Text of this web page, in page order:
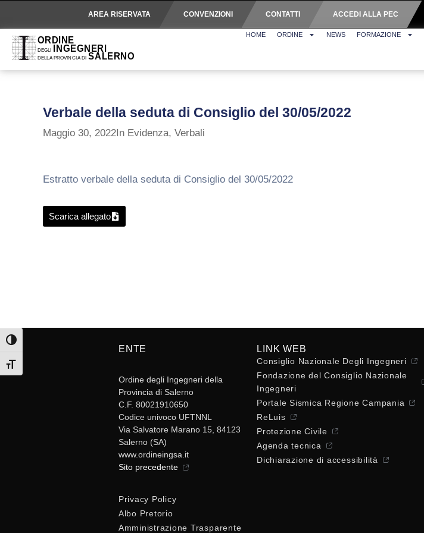
AREA RISERVATA CONVENZIONI CONTATTI ACCEDI ALLA PEC
HOME ORDINE NEWS FORMAZIONE
Verbale della seduta di Consiglio del 30/05/2022
Maggio 30, 2022In Evidenza, Verbali
Estratto verbale della seduta di Consiglio del 30/05/2022
Scarica allegato
Attiva/disattiva alto contrasto
Attiva/disattiva dimensione testo
ENTE
Ordine degli Ingegneri della
Provincia di Salerno
C.F. 80021910650
Codice univoco UFTNNL
Via Salvatore Marano 15, 84123
Salerno (SA)
www.ordineingsa.it
Sito precedente
Privacy Policy
Albo Pretorio
Amministrazione Trasparente
LINK WEB
Consiglio Nazionale Degli Ingegneri
Fondazione del Consiglio Nazionale
Ingegneri
Portale Sismica Regione Campania
ReLuis
Protezione Civile
Agenda tecnica
Dichiarazione di accessibilità